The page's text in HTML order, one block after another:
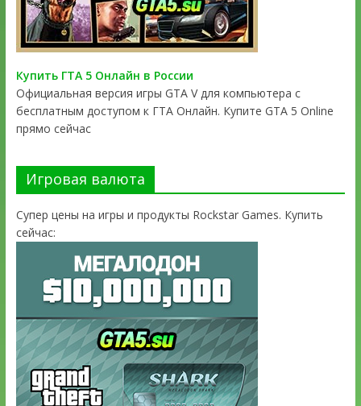
Купить ГТА 5 Онлайн в России
Официальная версия игры GTA V для компьютера с
бесплатным доступом к ГТА Онлайн. Купите GTA 5 Online
прямо сейчас
Игровая валюта
Супер цены на игры и продукты Rockstar Games. Купить
сейчас: